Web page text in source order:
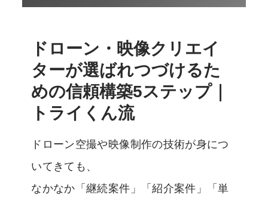
ドローン・映像クリエイ
ターが選ばれつづけるた
めの信頼構築5ステップ｜
トライくん流
ドローン空撮や映像制作の技術が身につ
いてきても、
なかなか「継続案件」「紹介案件」「単